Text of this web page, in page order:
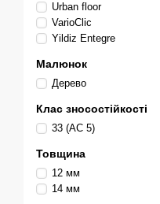
Urban floor
VarioClic
Yildiz Entegre
Малюнок
Дерево
Клас зносостійкості
33 (АС 5)
Товщина
12 мм
14 мм